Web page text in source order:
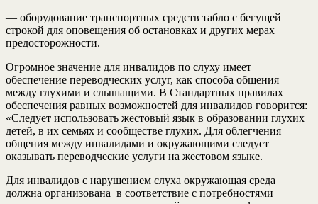
— оборудование транспортных средств табло с бегущей
строкой для оповещения об остановках и других мерах
предосторожности.
Огромное значение для инвалидов по слуху имеет
обеспечение переводческих услуг, как способа общения
между глухими и слышащими. В Стандартных правилах
обеспечения равных возможностей для инвалидов говорится:
«Следует использовать жестовый язык в образовании глухих
детей, в их семьях и сообществе глухих. Для облегчения
общения между инвалидами и окружающими следует
оказывать переводческие услуги на жестовом языке.
Для инвалидов с нарушением слуха окружающая среда
должна организована в соответствие с потребностями